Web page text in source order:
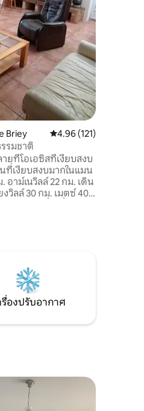
Briey คะแนนเฉลี่ย 4.96 จาก
4.96 (121)
รมชาติ
ที่โอเอซิสที่เงียบสงบ
อาม์เนวิลล์ 22 กม. เดิน
วิลล์ 30 กม. เมตซ์ 40
อเพื่อนร่วมงานของ
าอ่างล้างหน้า ห้องนอนขนาดใหญ่ 2 ห้อง
รื่องปรับอากาศ